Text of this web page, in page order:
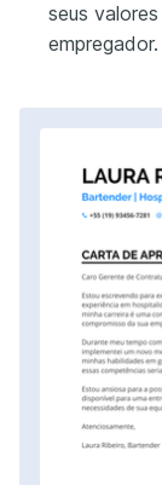
seus
empregador.